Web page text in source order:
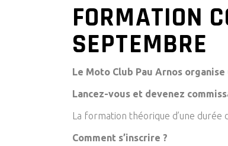
FORMATION
SEPTEMBRE
Le Moto Club Pau Arnos
Lancez-vous et devenez
La formation théorique d’une durée
Comment s’inscrire ?